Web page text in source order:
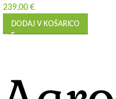
239,00 €
DODAJ V KOŠARICO